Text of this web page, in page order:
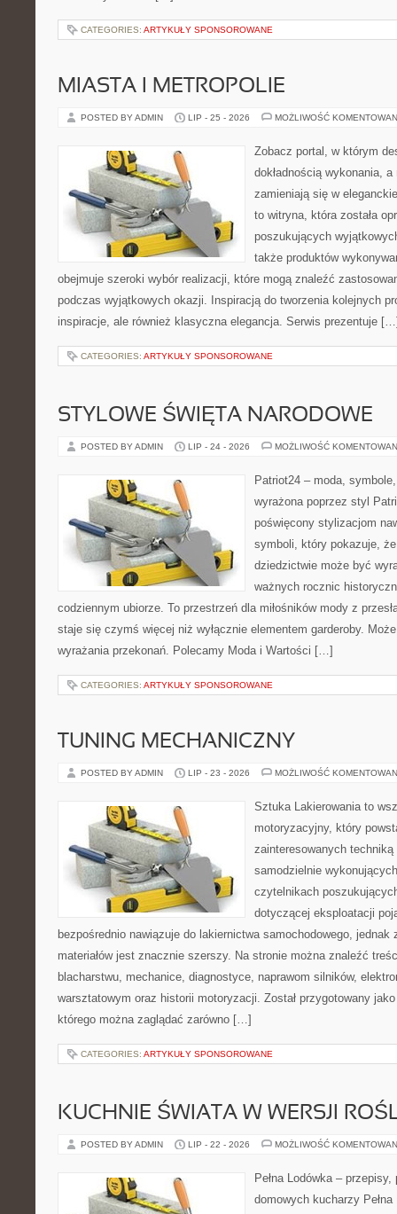
CATEGORIES: ARTYKUŁY SPONSOROWANE
MIASTA I METROPOLIE
POSTED BY ADMIN LIP - 25 - 2026 MOŻLIWOŚĆ
Zobacz portal, w którym
dokładnością wykonania,
zamieniają się w
to witryna, która została
poszukujących
także produktów
obejmuje szeroki wybór realizacji, które mogą znaleźć
podczas wyjątkowych okazji. Inspiracją do tworzenia kolejnych
inspiracje, ale również klasyczna elegancja. Serwis prezentuje
CATEGORIES: ARTYKUŁY SPONSOROWANE
STYLOWE ŚWIĘTA NARODOWE
POSTED BY ADMIN LIP - 24 - 2026 MOŻLIWOŚĆ
Patriot24 – moda,
wyrażona poprzez styl
poświęcony stylizacjom
symboli, który pokazuje,
dziedzictwie może być
ważnych rocznic
codziennym ubiorze. To przestrzeń dla miłośników mody z
staje się czymś więcej niż wyłącznie elementem garderoby.
wyrażania przekonań. Polecamy Moda i Wartości […]
CATEGORIES: ARTYKUŁY SPONSOROWANE
TUNING MECHANICZNY
POSTED BY ADMIN LIP - 23 - 2026 MOŻLIWOŚĆ
Sztuka Lakierowania to
motoryzacyjny, który
zainteresowanych
samodzielnie
czytelnikach
dotyczącej eksploatacji
bezpośrednio nawiązuje do lakiernictwa samochodowego, jednak
materiałów jest znacznie szerszy. Na stronie można znaleźć
blacharstwu, mechanice, diagnostyce, naprawom silników,
warsztatowym oraz historii motoryzacji. Został przygotowany
którego można zaglądać zarówno […]
CATEGORIES: ARTYKUŁY SPONSOROWANE
KUCHNIE ŚWIATA W WERSJI
POSTED BY ADMIN LIP - 22 - 2026 MOŻLIWOŚĆ
Pełna Lodówka –
domowych kucharzy